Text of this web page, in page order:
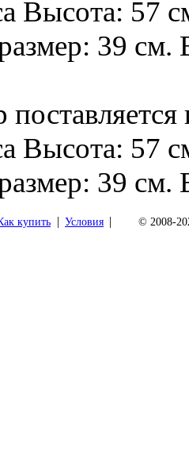
Высота: 57
39 см.
Высота: 57
39 см.
купить | Условия | © 2008-